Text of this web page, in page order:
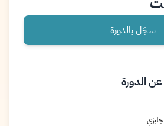
سجّل بالدورة
الدورة